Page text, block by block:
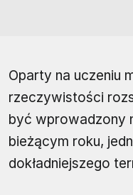
Oparty na uczeniu
rzeczywistości
być wprowadzony
bieżącym roku,
dokładniejszego